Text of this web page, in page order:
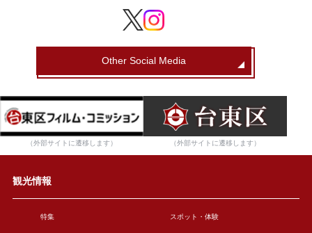
Other Social Media
（外部サイトに遷移します） （外部サイトに遷移します）
観光情報
特集 スポット・体験